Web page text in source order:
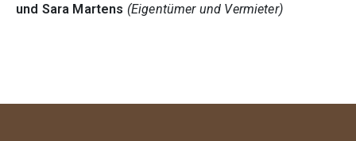
und Sara Martens (Eigentümer und Vermieter)